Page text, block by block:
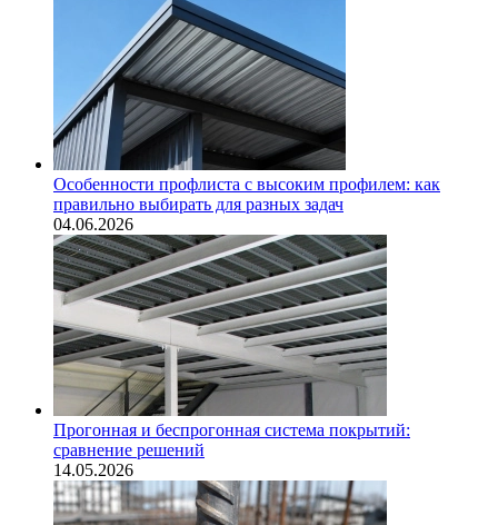
Особенности профлиста с высоким профилем: как
правильно выбирать для разных задач
04.06.2026
Прогонная и беспрогонная система покрытий:
сравнение решений
14.05.2026